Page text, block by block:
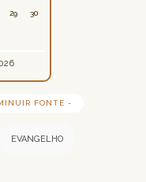
29 30
FONTE -
EVANGELHO